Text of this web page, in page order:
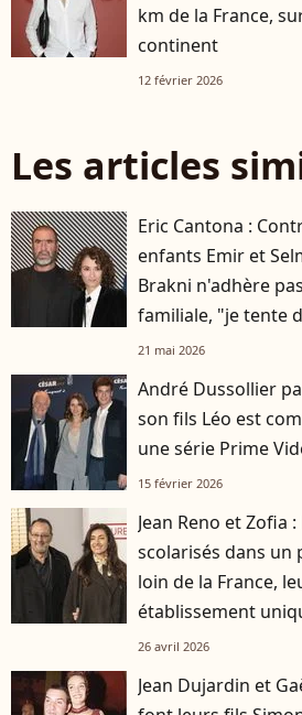
km de la France,
continent
12 février 2026
Les articles
Eric Cantona :
enfants Emir et
Brakni n'adhère
familiale, "je tente
d'avis"
21 mai 2026
André Dussollier
son fils Léo est
une série Prime
15 février 2026
Jean Reno et Zofia
scolarisés dans un
loin de la France,
établissement
26 avril 2026
Jean Dujardin et